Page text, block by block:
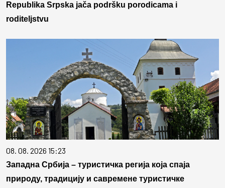
Republika Srpska jača podršku porodicama i
roditeljstvu
08. 08. 2026 15:23
Западна Србија – туристичка регија која спаја
природу, традицију и савремене туристичке